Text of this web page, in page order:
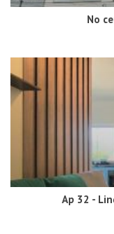
No
Ap 32 -